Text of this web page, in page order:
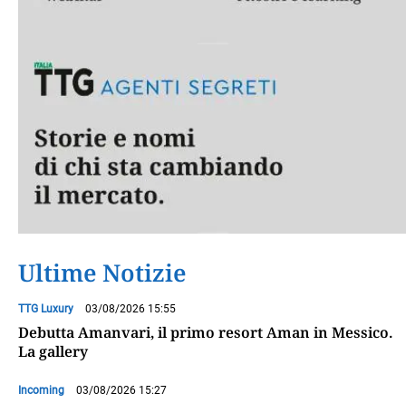
Ultime Notizie
TTG Luxury 03/08/2026 15:55
Debutta Amanvari, il primo resort Aman in Messico.
La gallery
Incoming 03/08/2026 15:27